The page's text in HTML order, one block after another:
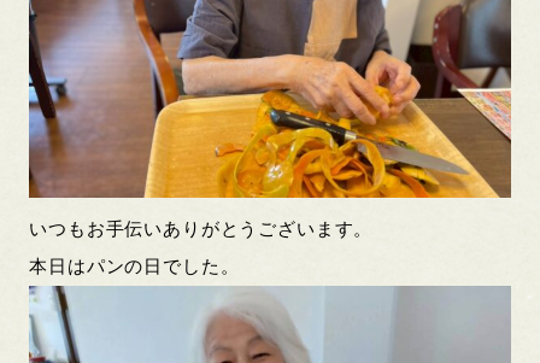
いつもお手伝いありがとうございます。
本日はパンの日でした。